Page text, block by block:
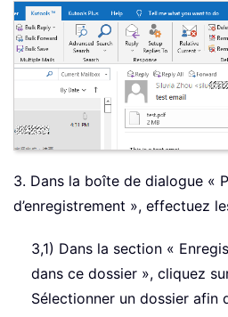
3. Dans la boîte de dialogue «
d’enregistrement », effectuez
3,1) Dans la section «
dans ce dossier », cliquez
Sélectionner un dossier afin